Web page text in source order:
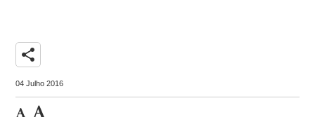
share
04 Julho 2016